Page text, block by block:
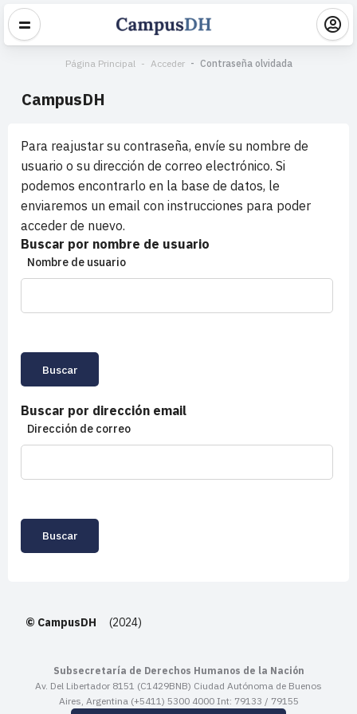
Página Principal Acceder Contraseña olvidada
CampusDH
Para reajustar su contraseña, envíe su nombre de
usuario o su dirección de correo electrónico. Si
podemos encontrarlo en la base de datos, le
enviaremos un email con instrucciones para poder
acceder de nuevo.
Buscar por nombre de usuario
Nombre de usuario
Buscar por dirección email
Dirección de correo
© CampusDH (2024)
Subsecretaría de Derechos Humanos de la Nación
Av. Del Libertador 8151 (C1429BNB) Ciudad Autónoma de Buenos
Aires, Argentina (+5411) 5300 4000 Int: 79133 / 79155